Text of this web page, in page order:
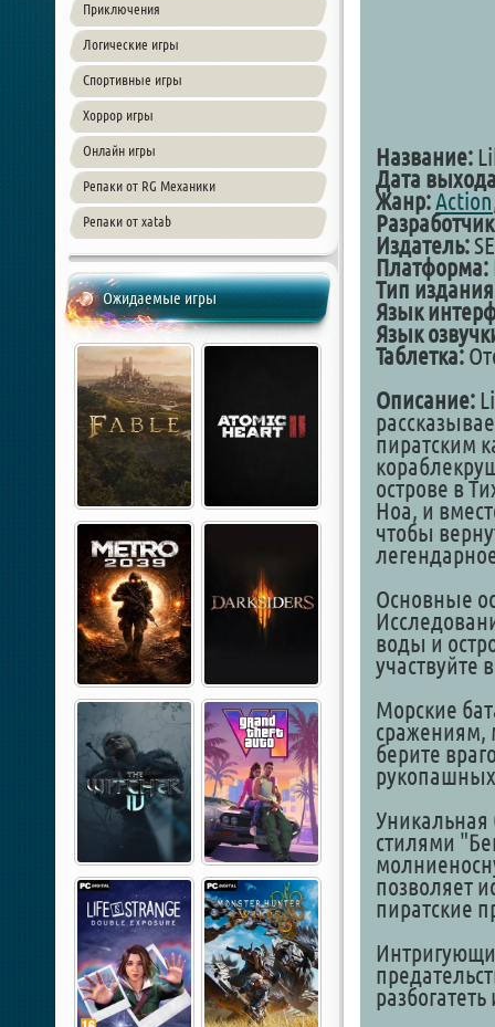
Приключения
Логические игры
Спортивные игры
Хоррор игры
Онлайн игры
Репаки от RG Механики
Репаки от xatab
Ожидаемые игры
Название:
Дата
Жанр:Action
Издатель:
Платформа:
Тип
Язык
Язык
Таблетка:
Описание:
пиратским
острове в
Ноа, и
чтобы
Основные
воды и
участвуйте
Морские
сражениям,
берите
Уникальная
стилями
позволяет
пиратские